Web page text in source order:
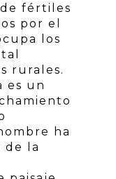
fértiles
por el
los
rurales.
es un
ha
de la